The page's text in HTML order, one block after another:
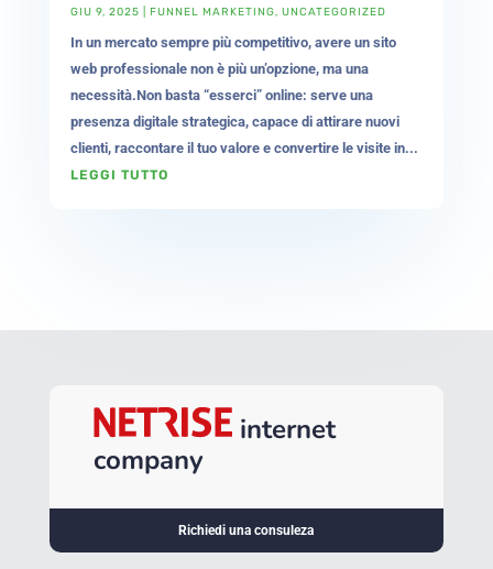
GIU 9, 2025 FUNNEL MARKETING, UNCATEGORIZED
In un mercato sempre più competitivo, avere un sito
web professionale non è più un’opzione, ma una
necessità.Non basta “esserci” online: serve una
presenza digitale strategica, capace di attirare nuovi
clienti, raccontare il tuo valore e convertire le visite in...
LEGGI TUTTO
internet
company
Richiedi una consuleza